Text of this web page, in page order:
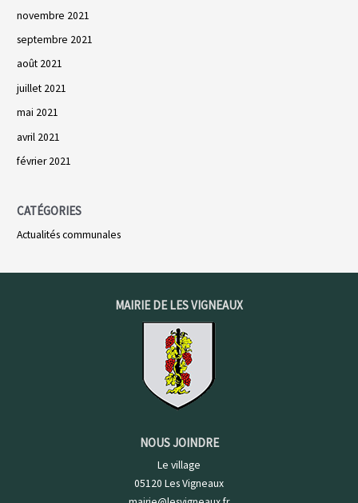
novembre 2021
septembre 2021
août 2021
juillet 2021
mai 2021
avril 2021
février 2021
CATÉGORIES
Actualités communales
MAIRIE DE LES VIGNEAUX
NOUS JOINDRE
Le village
05120 Les Vigneaux